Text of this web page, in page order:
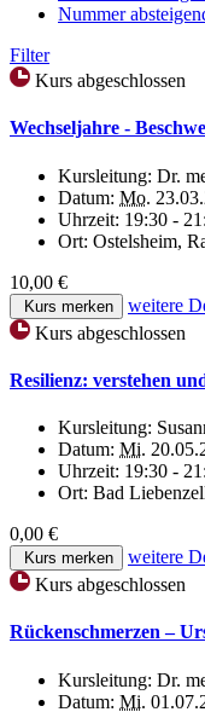
Nummer
Filter
Kurs abgeschlossen
Wechseljahre -
Kursleitung: Dr.
Datum: Mo.
Uhrzeit: 19:30 -
Ort: Ostelsheim,
10,00 €
Kurs merken
weitere
Kurs abgeschlossen
Resilienz: verstehen
Kursleitung:
Datum: Mi.
Uhrzeit: 19:30 -
Ort: Bad
0,00 €
Kurs merken
weitere
Kurs abgeschlossen
Rückenschmerzen –
Kursleitung: Dr.
Datum: Mi.